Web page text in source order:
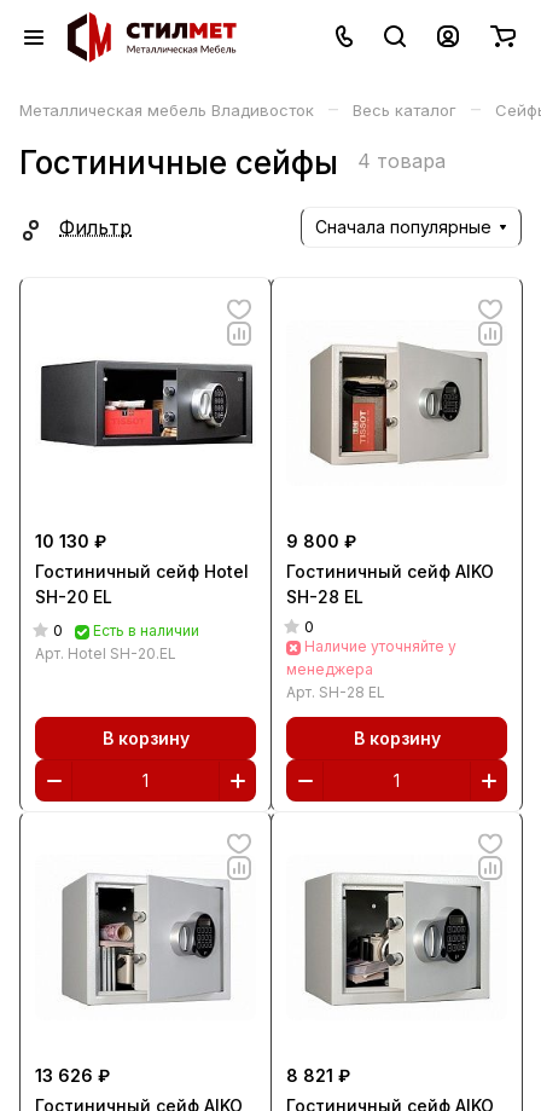
Металлическая мебель Владивосток – Весь каталог –
Гостиничные сейфы 4 товара
Фильтр Сначала популярные
10 130 ₽
Гостиничный сейф Hotel
SH-20 EL
0
Есть в наличии
Арт. Hotel SH-20.EL
В корзину
9 800 ₽
Гостиничный сейф AIKO
SH-28 EL
0
Наличие уточняйте у
менеджера
Арт. SH-28 EL
В корзину
13 626 ₽
Гостиничный сейф AIKO
8 821 ₽
Гостиничный сейф AIKO